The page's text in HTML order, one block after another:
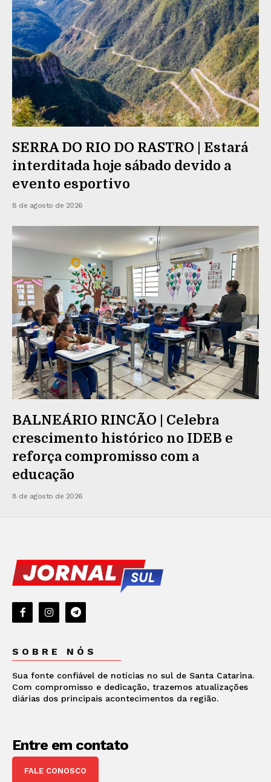
SERRA DO RIO DO RASTRO | Estará
interditada hoje sábado devido a
evento esportivo
8 de agosto de 2026
BALNEÁRIO RINCÃO | Celebra
crescimento histórico no IDEB e
reforça compromisso com a
educação
8 de agosto de 2026
SOBRE NÓS
Sua fonte confiável de notícias no sul de Santa Catarina.
Com compromisso e dedicação, trazemos atualizações
diárias dos principais acontecimentos da região.
Entre em contato
FALE CONOSCO